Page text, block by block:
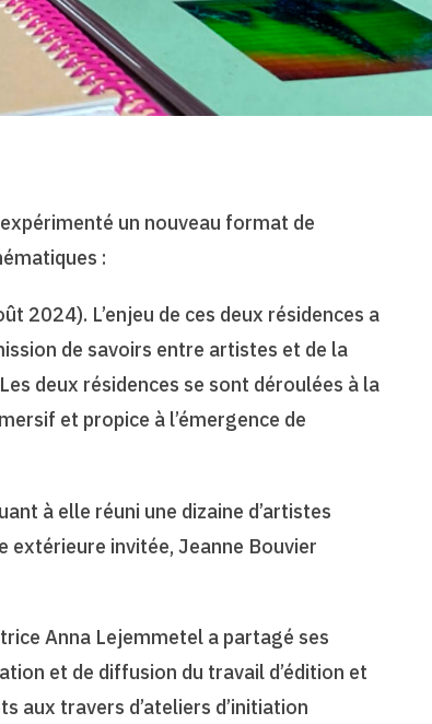
un nouveau format de
:
2024). L’enjeu de ces deux résidences a
de savoirs entre artistes et de la
deux résidences se sont déroulées à la
et propice à l’émergence de
à elle réuni une dizaine d’artistes
extérieure invitée, Jeanne Bouvier
Anna Lejemmetel a partagé ses
et de diffusion du travail d’édition et
aux travers d’ateliers d’initiation